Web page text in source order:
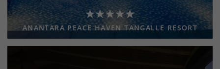
ANANTARA PEACE HAVEN TANGALLE RESORT